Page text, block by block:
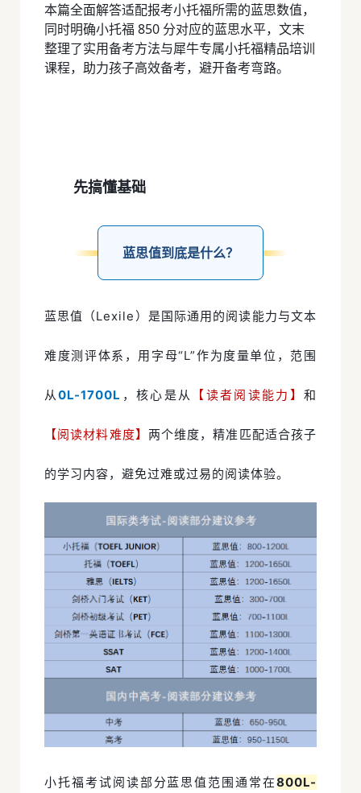
本篇全面解答适配报考小托福所需的蓝思数值，
同时明确小托福 850 分对应的蓝思水平，文末
整理了实用备考方法与犀牛专属小托福精品培训
课程，助力孩子高效备考，避开备考弯路。
先搞懂基础
蓝思值到底是什么？
蓝思值（Lexile）是国际通用的阅读能力与文本
难度测评体系，用字母“L”作为度量单位，范围
从0L-1700L ，核心是从 【读者阅读能力】和
【阅读材料难度】 两个维度，精准匹配适合孩子
的学习内容，避免过难或过易的阅读体验。
小托福考试阅读部分蓝思值范围通常在800L-